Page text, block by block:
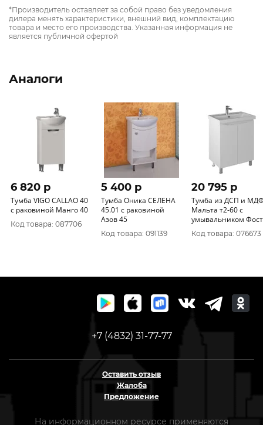
*Производитель оставляет за собой право без уведомления
дилера менять характеристики, внешний вид, комплектацию
товара и место его производства. Указанная информация не
является публичной офертой
Аналоги
6 820 p
Тумба VIGO CALLAO 40
с раковиной Манго 40
Код товара: 087706
5 400 p
Тумба Оника СЕЛЕНА
45.01 с раковиной
Азов 45
Код товара: 091139
20 795 p
Тумба из ДСП и
Мальта т2-60 с
умывальником Фостер
600
Код товара: 076673
+7 (4832) 31-77-77
Оставить отзыв
Жалоба
Предложение
На информационном ресурсе применяются